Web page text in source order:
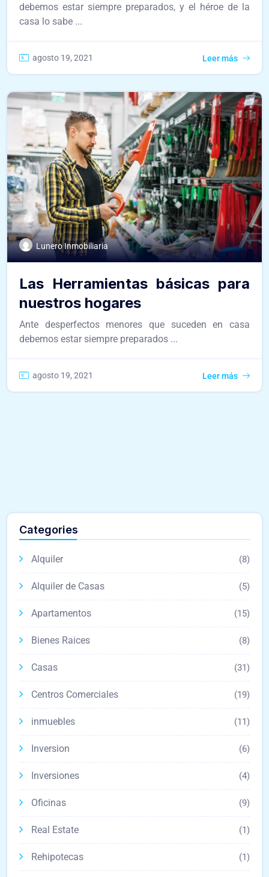
debemos estar siempre preparados, y el héroe de la
casa lo sabe ...
agosto 19, 2021 Leer más
Lunero Inmobiliaria
Las Herramientas básicas para
nuestros hogares
Ante desperfectos menores que suceden en casa
debemos estar siempre preparados ...
agosto 19, 2021 Leer más
Categories
Alquiler (8)
Alquiler de Casas (5)
Apartamentos (15)
Bienes Raices (8)
Casas (31)
Centros Comerciales (19)
inmuebles (11)
Inversion (6)
Inversiones (4)
Oficinas (9)
Real Estate (1)
Rehipotecas (1)